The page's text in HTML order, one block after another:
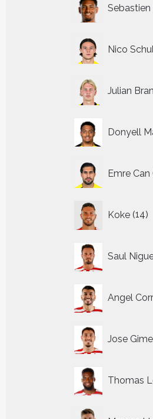
Sebastien
Nico
Julian
Donyell
Emre Can
Koke 14
Saul
Angel
Jose
Thomas